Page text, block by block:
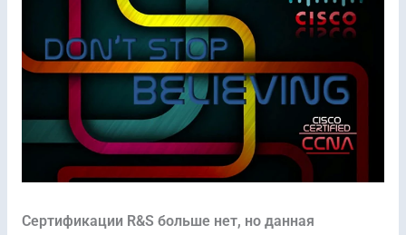
Сертификации R&S больше нет, но данная